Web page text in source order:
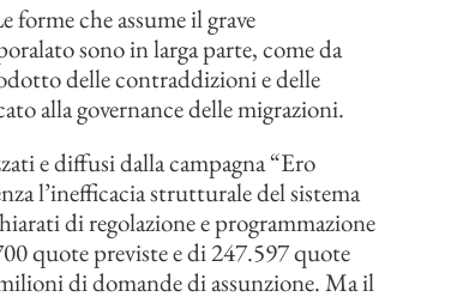
che assume il grave
sono in larga parte, come da
delle contraddizioni e delle
alla governance delle migrazioni.
e diffusi dalla campagna “Ero
l’inefficacia strutturale del sistema
di regolazione e programmazione
quote previste e di 247.597 quote
di domande di assunzione. Ma il